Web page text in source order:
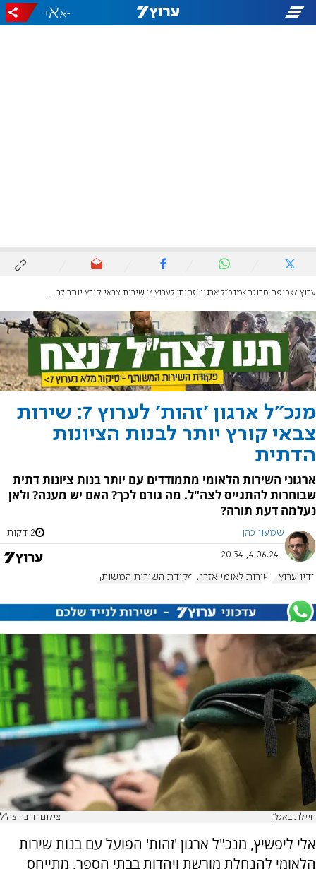
-
+
ערוץ 7 כיפה סרוגה מנכ"ל ארגון 'זהות' לערוץ 7: שירות צבאי קורץ יותר לבנות הציונות הדתית
מנכ"ל ארגון 'זהות' לערוץ 7: שירות
צבאי קורץ יותר לבנות הציונות
הדתית
ארגוני השירות הלאומי מתמודדים עם יותר בנות ציונות דתית
שבוחרות להתגייס לצה"ל. מה גורם לכך? האם יש מענה? ולאן
נעלמה דעת תורה?
שמעון כהן 2 דקות
4.06.24, 20:34
רדיו ערוץ 7 שירות לאומי אזרחי פקודת השירות המשותף
חיילת באמ"ן צילום: דובר צה"ל
אלי ליפשיץ, מנכ"ל ארגון 'זהות' הפועל עם בנות שירות
הלאומי להנחלת מורשת ויהדות בבתי הספר, מתייחס